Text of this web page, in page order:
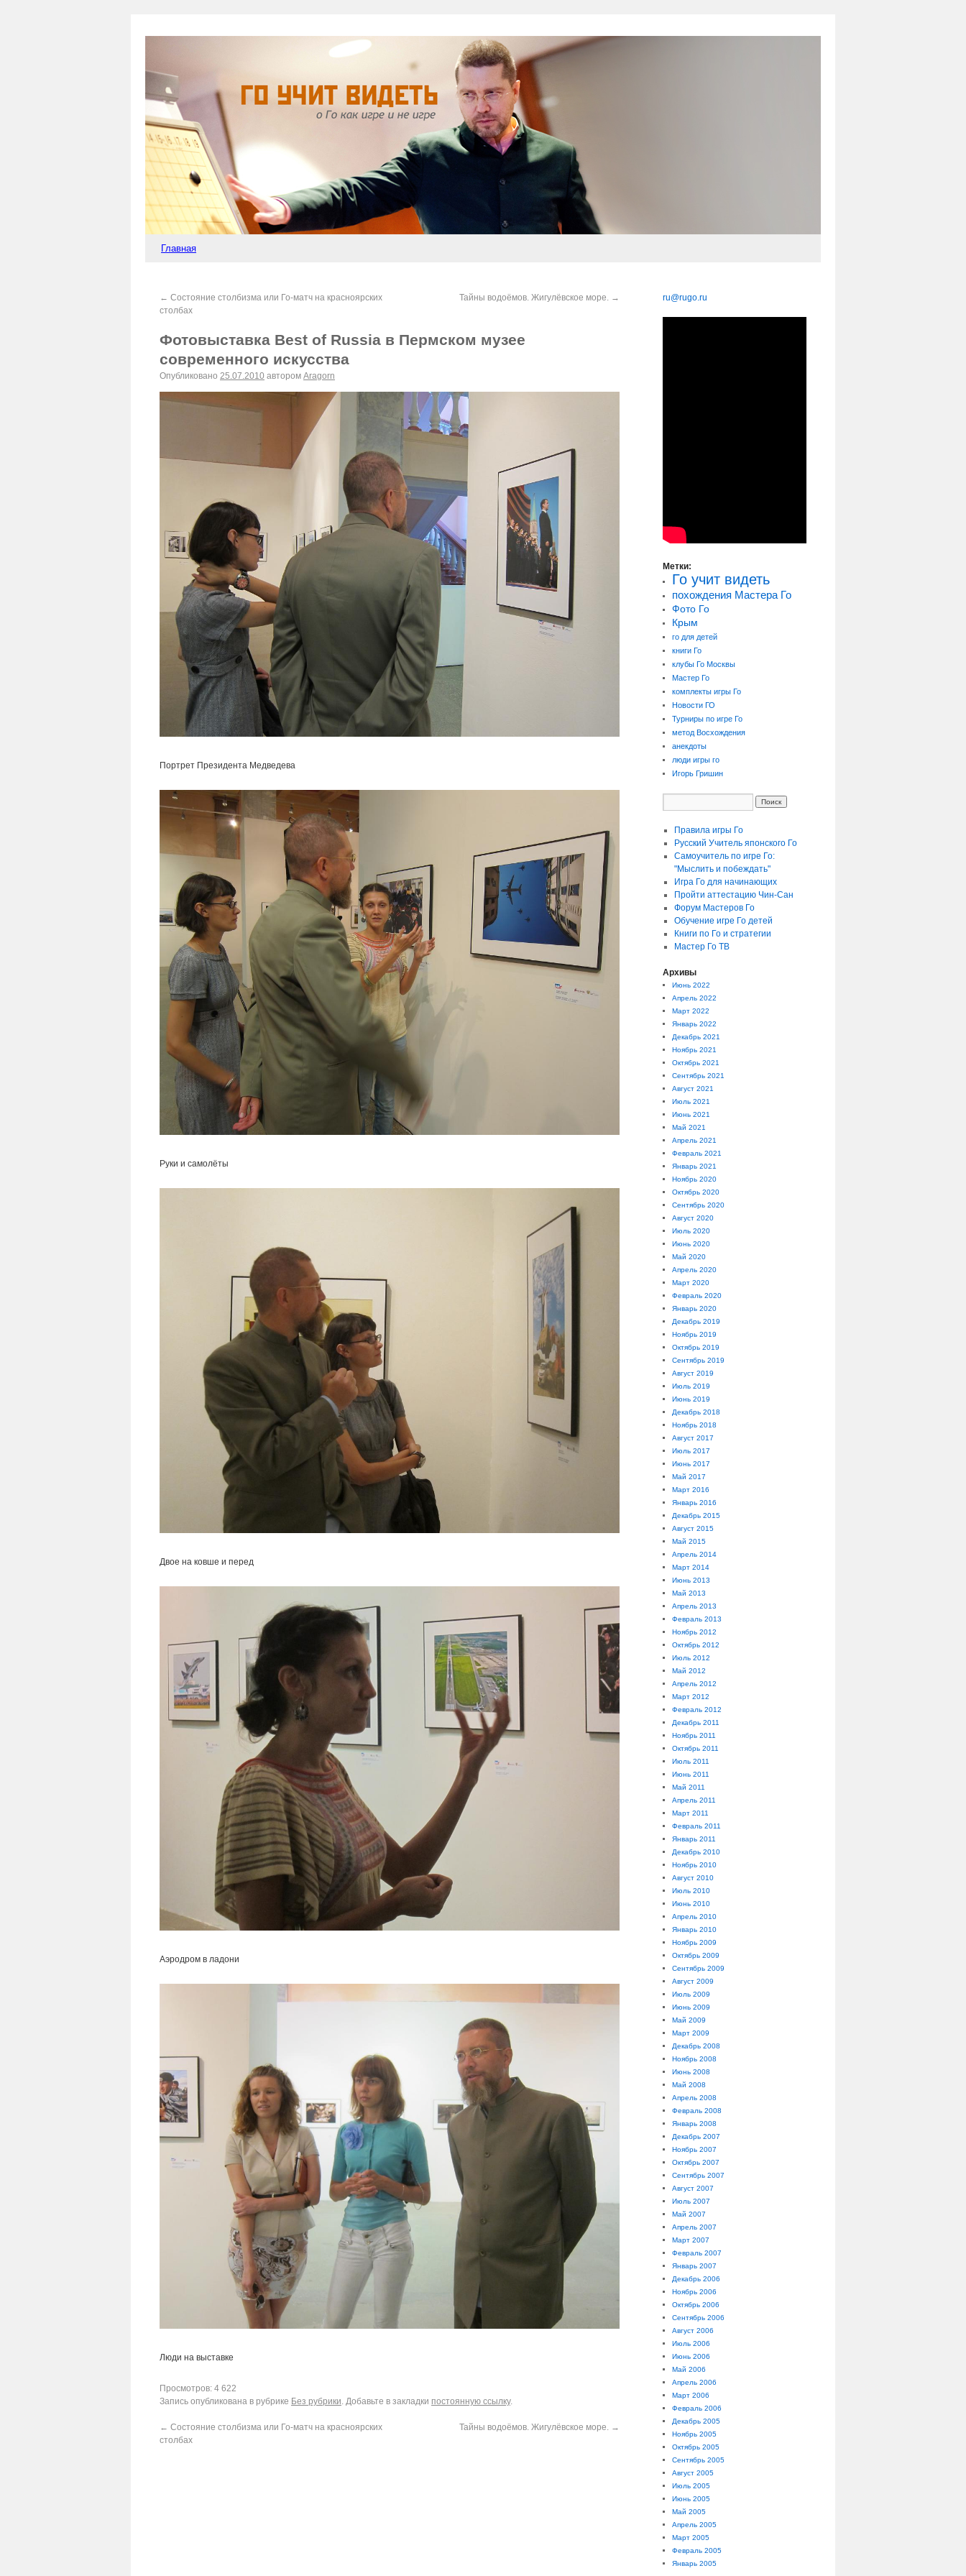
Главная
← Состояние столбизма или Го-матч на красноярских
столбах
Тайны водоёмов. Жигулёвское море. →
Фотовыставка Best of Russia в Пермском музее
современного искусства
Опубликовано 25.07.2010 автором Aragorn
Портрет Президента Медведева
Руки и самолёты
Двое на ковше и перед
Аэродром в ладони
Люди на выставке
Просмотров: 4 622
Запись опубликована в рубрике Без рубрики. Добавьте в закладки постоянную ссылку.
← Состояние столбизма или Го-матч на красноярских
столбах
Тайны водоёмов. Жигулёвское море. →
ru@rugo.ru
Метки:
Го учит видеть
похождения Мастера Го
Фото Го
Крым
го для детей
книги Го
клубы Го Москвы
Мастер Го
комплекты игры Го
Новости ГО
Турниры по игре Го
метод Восхождения
анекдоты
люди игры го
Игорь Гришин
Правила игры Го
Русский Учитель японского Го
Самоучитель по игре Го:
"Мыслить и побеждать"
Игра Го для начинающих
Пройти аттестацию Чин-Сан
Форум Мастеров Го
Обучение игре Го детей
Книги по Го и стратегии
Мастер Го ТВ
Архивы
Июнь 2022
Апрель 2022
Март 2022
Январь 2022
Декабрь 2021
Ноябрь 2021
Октябрь 2021
Сентябрь 2021
Август 2021
Июль 2021
Июнь 2021
Май 2021
Апрель 2021
Февраль 2021
Январь 2021
Ноябрь 2020
Октябрь 2020
Сентябрь 2020
Август 2020
Июль 2020
Июнь 2020
Май 2020
Апрель 2020
Март 2020
Февраль 2020
Январь 2020
Декабрь 2019
Ноябрь 2019
Октябрь 2019
Сентябрь 2019
Август 2019
Июль 2019
Июнь 2019
Декабрь 2018
Ноябрь 2018
Август 2017
Июль 2017
Июнь 2017
Май 2017
Март 2016
Январь 2016
Декабрь 2015
Август 2015
Май 2015
Апрель 2014
Март 2014
Июнь 2013
Май 2013
Апрель 2013
Февраль 2013
Ноябрь 2012
Октябрь 2012
Июль 2012
Май 2012
Апрель 2012
Март 2012
Февраль 2012
Декабрь 2011
Ноябрь 2011
Октябрь 2011
Июль 2011
Июнь 2011
Май 2011
Апрель 2011
Март 2011
Февраль 2011
Январь 2011
Декабрь 2010
Ноябрь 2010
Август 2010
Июль 2010
Июнь 2010
Апрель 2010
Январь 2010
Ноябрь 2009
Октябрь 2009
Сентябрь 2009
Август 2009
Июль 2009
Июнь 2009
Май 2009
Март 2009
Декабрь 2008
Ноябрь 2008
Июнь 2008
Май 2008
Апрель 2008
Февраль 2008
Январь 2008
Декабрь 2007
Ноябрь 2007
Октябрь 2007
Сентябрь 2007
Август 2007
Июль 2007
Май 2007
Апрель 2007
Март 2007
Февраль 2007
Январь 2007
Декабрь 2006
Ноябрь 2006
Октябрь 2006
Сентябрь 2006
Август 2006
Июль 2006
Июнь 2006
Май 2006
Апрель 2006
Март 2006
Февраль 2006
Декабрь 2005
Ноябрь 2005
Октябрь 2005
Сентябрь 2005
Август 2005
Июль 2005
Июнь 2005
Май 2005
Апрель 2005
Март 2005
Февраль 2005
Январь 2005